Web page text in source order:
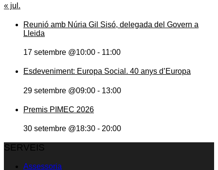
« jul.
Reunió amb Núria Gil Sisó, delegada del Govern a
Lleida
17 setembre @10:00 - 11:00
Esdeveniment: Europa Social. 40 anys d’Europa
29 setembre @09:00 - 13:00
Premis PIMEC 2026
30 setembre @18:30 - 20:00
SERVEIS
Assessoria